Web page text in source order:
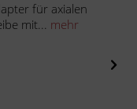
für axialen
mit... mehr